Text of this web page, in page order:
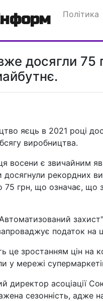
Політика
досягли
яєць в 2021 році
виробництва.
восени є звичайним
досягнули рекордних
75 грн, що означає, що
податок на
це зростанням цін на
у мережі
директор асоціації
сезонність, адже